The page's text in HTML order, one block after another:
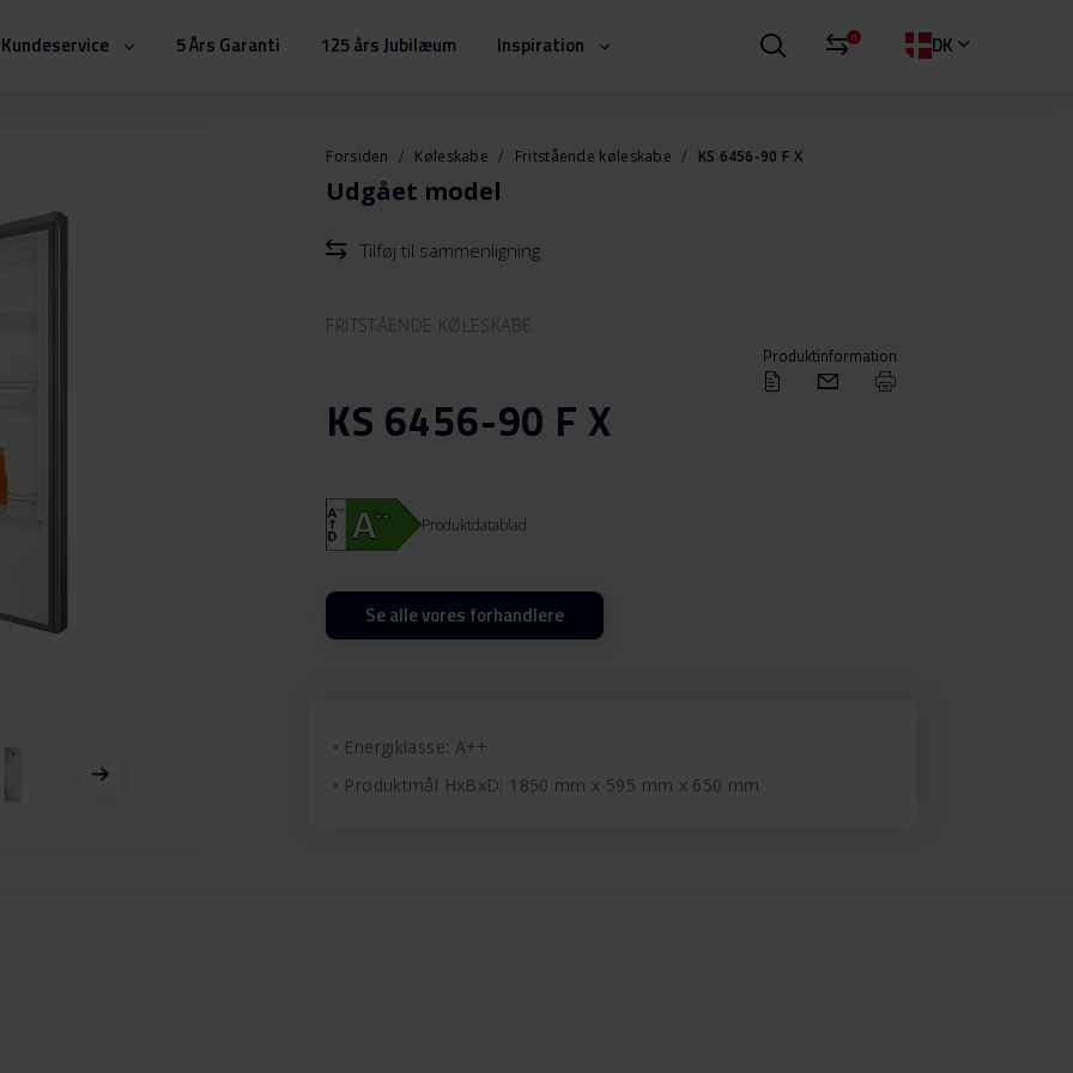
Kundeservice 5 Års Garanti 125 års Jubilæum Inspiration 0 DK
Forsiden Køleskabe Fritstående køleskabe KS 6456-90 F X
Udgået model
Tilføj til sammenligning
FRITSTÅENDE KØLESKABE
Produktinformation
KS 6456-90 F X
Produktdatablad
Se alle vores forhandlere
Energiklasse: A++
Produktmål HxBxD: 1850 mm x 595 mm x 650 mm